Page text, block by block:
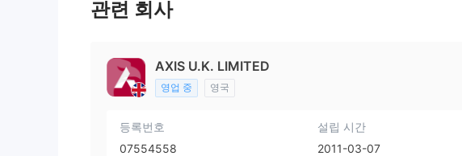
관련 회사
AXIS U.K. LIMITED
영업 중 영국
등록번호
07554558
설립 시간
2011-03-07